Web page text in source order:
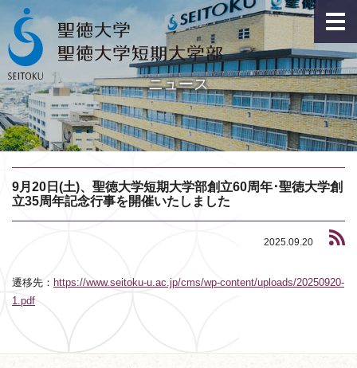
ニュース
9月20日(土)、聖徳大学短期大学部創立60周年･聖徳大学創
立35周年記念行事を開催いたしました
2025.09.20
遷移先： https://www.seitoku-u.ac.jp/cms/wp-content/uploads/20250920-
1.pdf